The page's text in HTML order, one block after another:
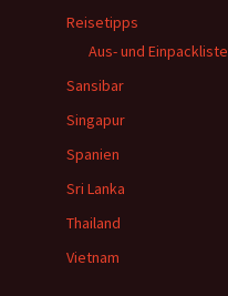
Reisetipps
Aus- und Einpackliste
Sansibar
Singapur
Spanien
Sri Lanka
Thailand
Vietnam